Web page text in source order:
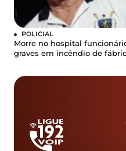
POLICIAL
Morre no hospital
graves em incêndio de